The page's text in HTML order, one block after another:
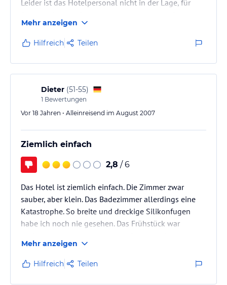
Leider ist das Hotelpersonal nicht in der Lage, für
können keine Tür leise schließen. Ständig werden
Türen geknallt, es wird laut diskutiert und auf den
Fluren herum gerannt. Wenn man das Hotelpersonal
anspricht, kommt die lapidare Erklärung: Wenn die
Engländer Bier getrunken haben, können sie sich
nicht…
Mehr anzeigen
Hilfreich Teilen
Dieter (51-55)
1 Bewertungen
Vor 18 Jahren • Alleinreisend im August 2007
Ziemlich einfach
2,8 / 6
Das Hotel ist ziemlich einfach. Die Zimmer zwar
sauber, aber klein. Das Badezimmer allerdings eine
Katastrophe. So breite und dreckige Silikonfugen
habe ich noch nie gesehen. Das Frühstück war
schlicht und einfallslos. Ausserdem abgezählt. Nach
zwei Tagen habe ich auf die Halbpension verzichtet.
Mehr anzeigen
Hilfreich Teilen